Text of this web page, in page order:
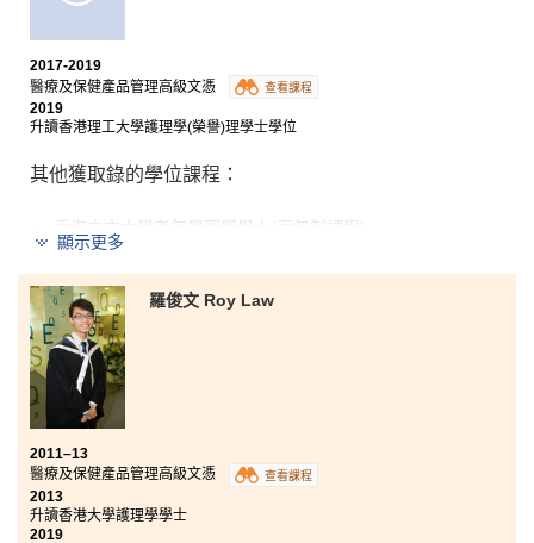
2017-2019
醫療及保健產品管理高級文憑
查看課程
2019
升讀香港理工大學護理學(榮譽)理學士學位
其他獲取錄的學位課程：
香港中文大學老年學理學學士(兩年制課程)
入讀書院的醫療及保健產品管理高級文憑課程，令我獲
益良多。從學習當中，除了學到有關醫療及藥物的知
識，我更加清楚自己的優點同缺點，定下明確的目標。
我很慶幸能遇到亦師亦友的書院講師，他們樂意解答我
升學和學習上的問題，幫助我一步一步邁向我的夢想。
再者，我很感恩能認識到一班好同學，大家一起學習，
顯示更多
羅俊文 Roy Law
2011–13
醫療及保健產品管理高級文憑
查看課程
2013
升讀香港大學護理學學士
2019